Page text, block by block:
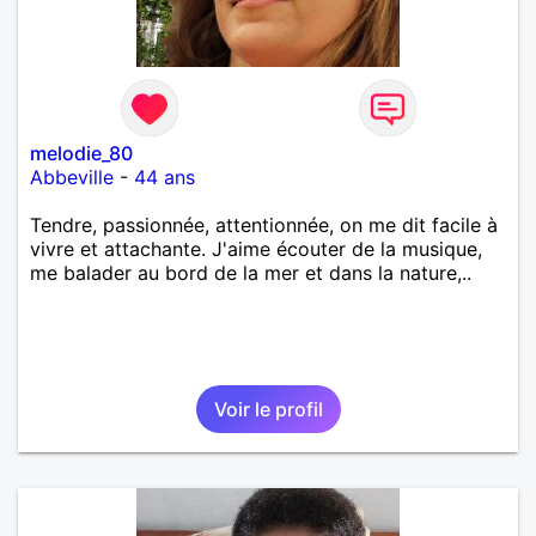
melodie_80
Abbeville - 44 ans
Tendre, passionnée, attentionnée, on me dit facile à
vivre et attachante. J'aime écouter de la musique,
me balader au bord de la mer et dans la nature,..
Voir le profil